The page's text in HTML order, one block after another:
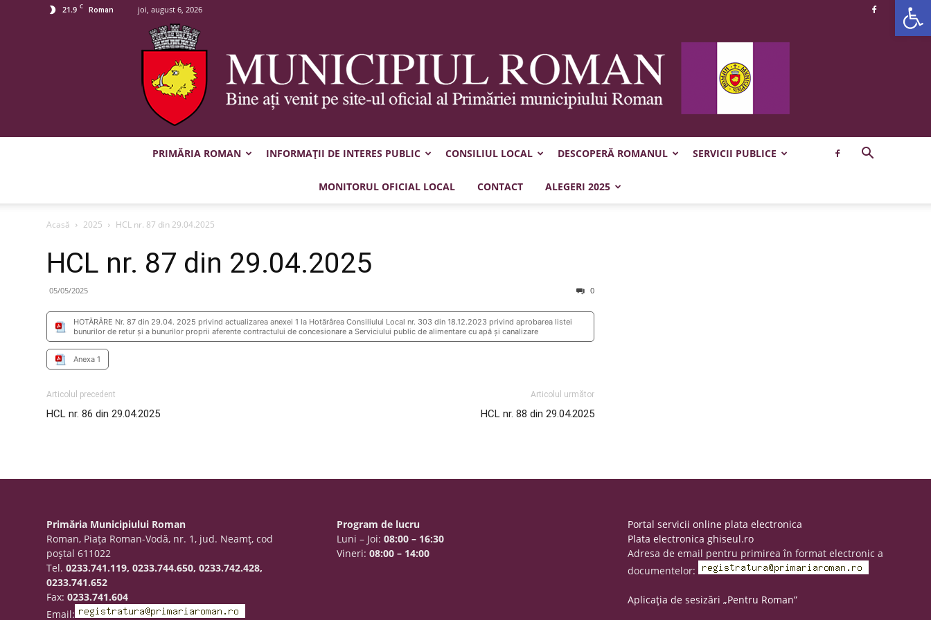
21.9 C Roman joi, august 6, 2026
Municipiul
PRIMĂRIA ROMAN INFORMAȚII DE INTERES PUBLIC CONSILIUL LOCAL DESCOPERĂ ROMANUL SERVICII PUBLICE
MONITORUL OFICIAL LOCAL CONTACT ALEGERI 2025
Acasă 2025 HCL nr. 87 din 29.04.2025
HCL nr. 87 din 29.04.2025
05/05/2025 0
HOTĂRÂRE Nr. 87 din 29.04. 2025 privind actualizarea anexei 1 la Hotărârea Consiliului Local nr. 303 din 18.12.2023 privind aprobarea listei
bunurilor de retur și a bunurilor proprii aferente contractului de concesionare a Serviciului public de alimentare cu apă și canalizare
Anexa 1
Articolul precedent
HCL nr. 86 din 29.04.2025
Articolul următor
HCL nr. 88 din 29.04.2025
Primăria Municipiului Roman
Roman, Piaţa Roman-Vodă, nr. 1, jud. Neamţ, cod
poştal 611022
Tel.0233.741.119, 0233.744.650, 0233.742.428,
0233.741.652
Fax:0233.741.604
Email:
Program de lucru
Luni – Joi:08:00 – 16:30
Vineri:08:00 – 14:00
Portal servicii online plata electronica
Plata electronica ghiseul.ro
Adresa de email pentru primirea în format electronic a
documentelor:
Aplicația de sesizări „Pentru Roman”